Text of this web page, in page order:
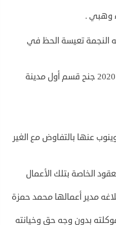
وهبي .
النجمة تعيسة الحظ في
هيفاء تقدمت ببلاغ مساء أمس الثلاثاء، وحررت محضرا بالواقعة برقم 17766 لسنة 2020 جنح قسم أول مدينة
عنها بالتفاوض مع الغير
الخاصة بتلك الأعمال
مدير أعمالها محمد حمزة
(٤ مليون دولار) من أموال موكلته بدون وجه حق وخيانته